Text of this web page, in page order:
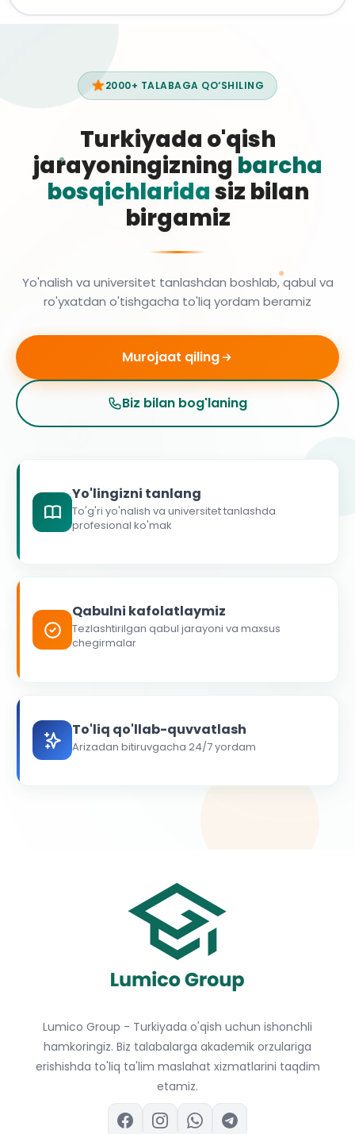
2000+ TALABAGA QO‘SHILING
Turkiyada o'qish
jarayoningizning barcha
bosqichlaridasiz bilan
birgamiz
Yo'nalish va universitet tanlashdan boshlab, qabul va
ro'yxatdan o'tishgacha to'liq yordam beramiz
Murojaat qiling
Biz bilan bog'laning
Yo'lingizni tanlang
To'g'ri yo'nalish va universitet tanlashda
profesional ko'mak
Qabulni kafolatlaymiz
Tezlashtirilgan qabul jarayoni va maxsus
chegirmalar
To'liq qo'llab-quvvatlash
Arizadan bitiruvgacha 24/7 yordam
Lumico Group - Turkiyada o'qish uchun ishonchli
hamkoringiz. Biz talabalarga akademik orzulariga
erishishda to'liq ta'lim maslahat xizmatlarini taqdim
etamiz.